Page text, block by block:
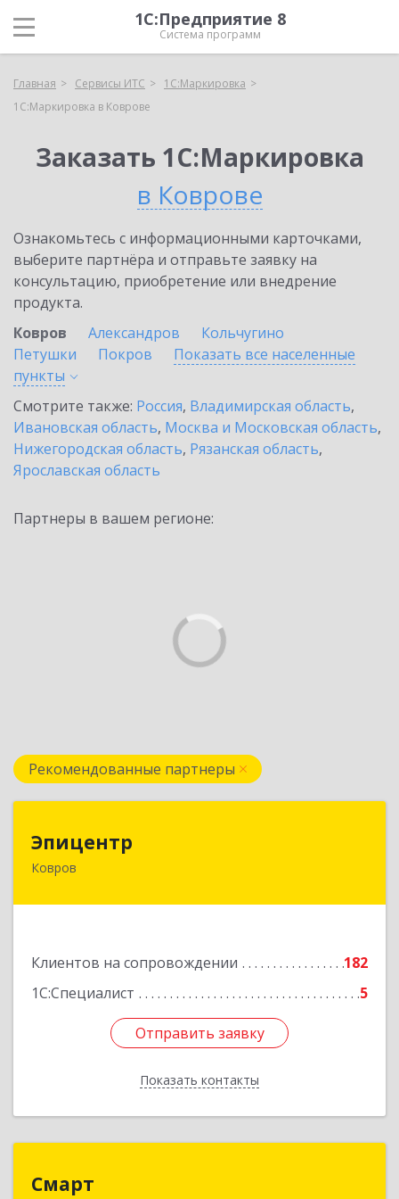
1С:Предприятие 8
Система программ
Главная Сервисы ИТС
1С:Маркировка
1С:Маркировка в Коврове
Заказать 1С:Маркировка
в Коврове
Ознакомьтесь с информационными карточками,
выберите партнёра и отправьте заявку на
консультацию, приобретение или внедрение
продукта.
Ковров
Александров
Кольчугино
Петушки
Покров
Показать все населенные
пункты
Смотрите также: Россия, Владимирская область,
Ивановская область, Москва и Московская область,
Нижегородская область, Рязанская область,
Ярославская область
Партнеры в вашем регионе:
Рекомендованные партнеры
Эпицентр
Ковров
Клиентов на сопровождении
182
1С:Специалист
5
Отправить заявку
Показать контакты
601900, Владимирская обл, Ковров г, Барсукова
Отправить заявку
Назад
Смарт